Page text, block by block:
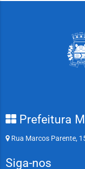
Prefeitura
Rua Marcos Parente,
Siga-nos